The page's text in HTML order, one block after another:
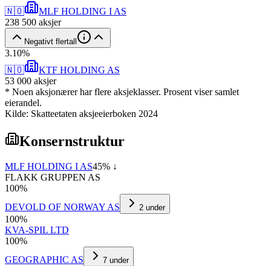
🇳🇴
MLF HOLDING I AS
238 500 aksjer
Negativt flertall
3.10%
🇳🇴
KTF HOLDING AS
53 000 aksjer
* Noen aksjonærer har flere aksjeklasser. Prosent viser samlet
eierandel.
Kilde: Skatteetaten aksjeeierboken 2024
Konsernstruktur
MLF HOLDING I AS45% ↓
FLAKK GRUPPEN AS
100%
DEVOLD OF NORWAY AS
2 under
100%
KVA-SPIL LTD
100%
GEOGRAPHIC AS
7 under